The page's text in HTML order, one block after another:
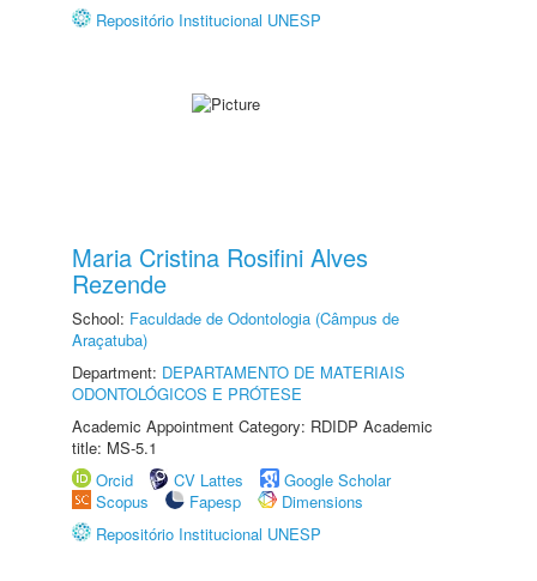
Repositório Institucional UNESP
Maria Cristina Rosifini Alves
Rezende
School: Faculdade de Odontologia (Câmpus de
Araçatuba)
Department: DEPARTAMENTO DE MATERIAIS
ODONTOLÓGICOS E PRÓTESE
Academic Appointment Category: RDIDP Academic
title: MS-5.1
Orcid
CV Lattes
Google Scholar
Scopus
Fapesp
Dimensions
Repositório Institucional UNESP